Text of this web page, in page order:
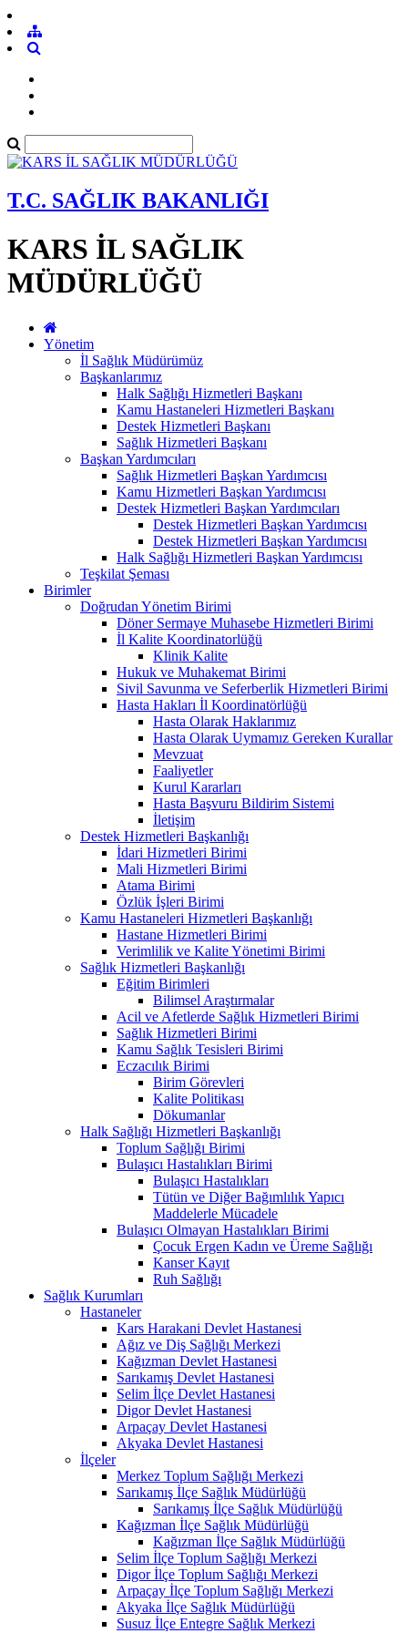
T.C. SAĞLIK BAKANLIĞI
KARS İL SAĞLIK
MÜDÜRLÜĞÜ
Yönetim
İl Sağlık Müdürümüz
Başkanlarımız
Halk Sağlığı Hizmetleri Başkanı
Kamu Hastaneleri Hizmetleri Başkanı
Destek Hizmetleri Başkanı
Sağlık Hizmetleri Başkanı
Başkan Yardımcıları
Sağlık Hizmetleri Başkan Yardımcısı
Kamu Hizmetleri Başkan Yardımcısı
Destek Hizmetleri Başkan Yardımcıları
Destek Hizmetleri Başkan Yardımcısı
Destek Hizmetleri Başkan Yardımcısı
Halk Sağlığı Hizmetleri Başkan Yardımcısı
Teşkilat Şeması
Birimler
Doğrudan Yönetim Birimi
Döner Sermaye Muhasebe Hizmetleri Birimi
İl Kalite Koordinatorlüğü
Klinik Kalite
Hukuk ve Muhakemat Birimi
Sivil Savunma ve Seferberlik Hizmetleri Birimi
Hasta Hakları İl Koordinatörlüğü
Hasta Olarak Haklarımız
Hasta Olarak Uymamız Gereken Kurallar
Mevzuat
Faaliyetler
Kurul Kararları
Hasta Başvuru Bildirim Sistemi
İletişim
Destek Hizmetleri Başkanlığı
İdari Hizmetleri Birimi
Mali Hizmetleri Birimi
Atama Birimi
Özlük İşleri Birimi
Kamu Hastaneleri Hizmetleri Başkanlığı
Hastane Hizmetleri Birimi
Verimlilik ve Kalite Yönetimi Birimi
Sağlık Hizmetleri Başkanlığı
Eğitim Birimleri
Bilimsel Araştırmalar
Acil ve Afetlerde Sağlık Hizmetleri Birimi
Sağlık Hizmetleri Birimi
Kamu Sağlık Tesisleri Birimi
Eczacılık Birimi
Birim Görevleri
Kalite Politikası
Dökumanlar
Halk Sağlığı Hizmetleri Başkanlığı
Toplum Sağlığı Birimi
Bulaşıcı Hastalıkları Birimi
Bulaşıcı Hastalıkları
Tütün ve Diğer Bağımlılık Yapıcı
Maddelerle Mücadele
Bulaşıcı Olmayan Hastalıkları Birimi
Çocuk Ergen Kadın ve Üreme Sağlığı
Kanser Kayıt
Ruh Sağlığı
Sağlık Kurumları
Hastaneler
Kars Harakani Devlet Hastanesi
Ağız ve Diş Sağlığı Merkezi
Kağızman Devlet Hastanesi
Sarıkamış Devlet Hastanesi
Selim İlçe Devlet Hastanesi
Digor Devlet Hastanesi
Arpaçay Devlet Hastanesi
Akyaka Devlet Hastanesi
İlçeler
Merkez Toplum Sağlığı Merkezi
Sarıkamış İlçe Sağlık Müdürlüğü
Sarıkamış İlçe Sağlık Müdürlüğü
Kağızman İlçe Sağlık Müdürlüğü
Kağızman İlçe Sağlık Müdürlüğü
Selim İlçe Toplum Sağlığı Merkezi
Digor İlçe Toplum Sağlığı Merkezi
Arpaçay İlçe Toplum Sağlığı Merkezi
Akyaka İlçe Sağlık Müdürlüğü
Susuz İlçe Entegre Sağlık Merkezi